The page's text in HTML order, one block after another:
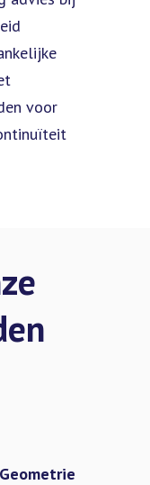
voor
Geometrie